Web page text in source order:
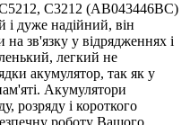
C3212 (AB043446BC)
і дуже надійний, він
зв'язку у відрядженнях і
легкий не
акумулятор, так як у
Акумулятори
розряду і короткого